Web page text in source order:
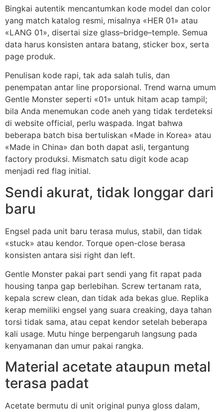
Bingkai autentik mencantumkan kode model dan color
yang match katalog resmi, misalnya «HER 01» atau
«LANG 01», disertai size glass–bridge–temple. Semua
data harus konsisten antara batang, sticker box, serta
page produk.
Penulisan kode rapi, tak ada salah tulis, dan
penempatan antar line proporsional. Trend warna umum
Gentle Monster seperti «01» untuk hitam acap tampil;
bila Anda menemukan code aneh yang tidak terdeteksi
di website official, perlu waspada. Ingat bahwa
beberapa batch bisa bertuliskan «Made in Korea» atau
«Made in China» dan both dapat asli, tergantung
factory produksi. Mismatch satu digit kode acap
menjadi red flag initial.
Sendi akurat, tidak longgar dari
baru
Engsel pada unit baru terasa mulus, stabil, dan tidak
«stuck» atau kendor. Torque open-close berasa
konsisten antara sisi right dan left.
Gentle Monster pakai part sendi yang fit rapat pada
housing tanpa gap berlebihan. Screw tertanam rata,
kepala screw clean, dan tidak ada bekas glue. Replika
kerap memiliki engsel yang suara creaking, daya tahan
torsi tidak sama, atau cepat kendor setelah beberapa
kali usage. Mutu hinge berpengaruh langsung pada
kenyamanan dan umur pakai rangka.
Material acetate ataupun metal
terasa padat
Acetate bermutu di unit original punya gloss dalam,